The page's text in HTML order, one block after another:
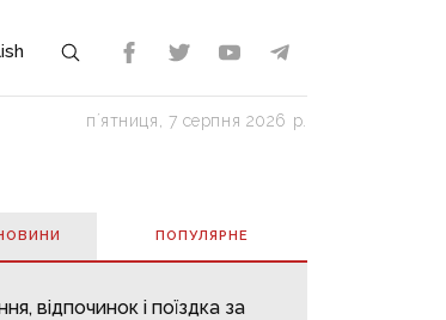
пʼятниця, 7 серпня 2026 р.
ПОПУЛЯРНE
відпочинок і поїздка за